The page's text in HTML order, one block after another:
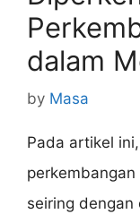
dalam
by Masa
Pada artikel
seiring dengan